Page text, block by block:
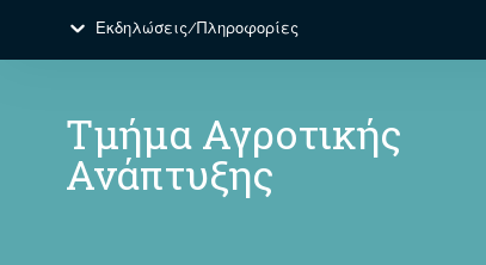
Εκδηλώσεις/Πληροφορίες
Τμήμα Αγροτικής
Ανάπτυξης